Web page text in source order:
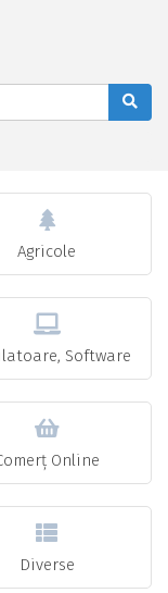
Agricole
Software
Online
Diverse